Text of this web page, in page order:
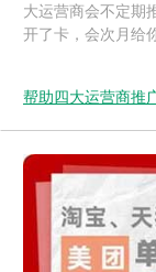
大运营商会不定期
开了卡，会次月给
帮助四大运营商推